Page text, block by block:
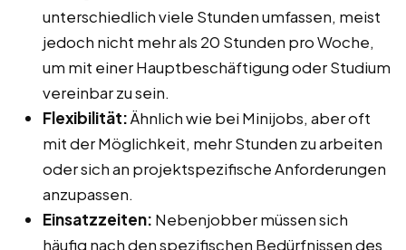
unterschiedlich viele Stunden umfassen, meist
jedoch nicht mehr als 20 Stunden pro Woche,
um mit einer Hauptbeschäftigung oder Studium
vereinbar zu sein.
Flexibilität:Ähnlich wie bei Minijobs, aber oft
mit der Möglichkeit, mehr Stunden zu arbeiten
oder sich an projektspezifische Anforderungen
anzupassen.
Einsatzzeiten: Nebenjobber müssen sich
häufig nach den spezifischen Bedürfnissen des